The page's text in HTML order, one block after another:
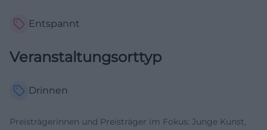
Entspannt
Veranstaltungsorttyp
Drinnen
Preisträgerinnen und Preisträger im Fokus: Junge Kunst,